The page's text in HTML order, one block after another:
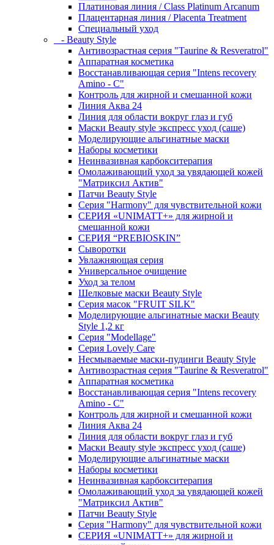
Платиновая линия / Class Platinum Arcanum
Плацентарная линия / Placenta Treatment
Специальный уход
- Beauty Style
Антивозрастная серия "Taurine & Resveratrol"
Аппаратная косметика
Восстанавливающая серия "Intens recovery
Amino - C"
Контроль для жирной и смешанной кожи
Линия Аква 24
Линия для области вокруг глаз и губ
Маски Beauty style экспресс уход (саше)
Моделирующие альгинатные маски
Наборы косметики
Неинвазивная карбокситерапия
Омолаживающий уход за увядающей кожей
"Матриксил Актив"
Патчи Beauty Style
Серия "Harmony" для чувствительной кожи
СЕРИЯ «UNIMATT+» для жирной и
смешанной кожи
СЕРИЯ “PREBIOSKIN”
Сыворотки
Увлажняющая серия
Универсальное очищение
Уход за телом
Шелковые маски Beauty Style
Серия масок "FRUIT SILK"
Моделирующие альгинатные маски Beauty
Style 1,2 кг
Серия "Modellage"
Cерия Lovely Care
Несмываемые маски-пудинги Beauty Style
Антивозрастная серия "Taurine & Resveratrol"
Аппаратная косметика
Восстанавливающая серия "Intens recovery
Amino - C"
Контроль для жирной и смешанной кожи
Линия Аква 24
Линия для области вокруг глаз и губ
Маски Beauty style экспресс уход (саше)
Моделирующие альгинатные маски
Наборы косметики
Неинвазивная карбокситерапия
Омолаживающий уход за увядающей кожей
"Матриксил Актив"
Патчи Beauty Style
Серия "Harmony" для чувствительной кожи
СЕРИЯ «UNIMATT+» для жирной и